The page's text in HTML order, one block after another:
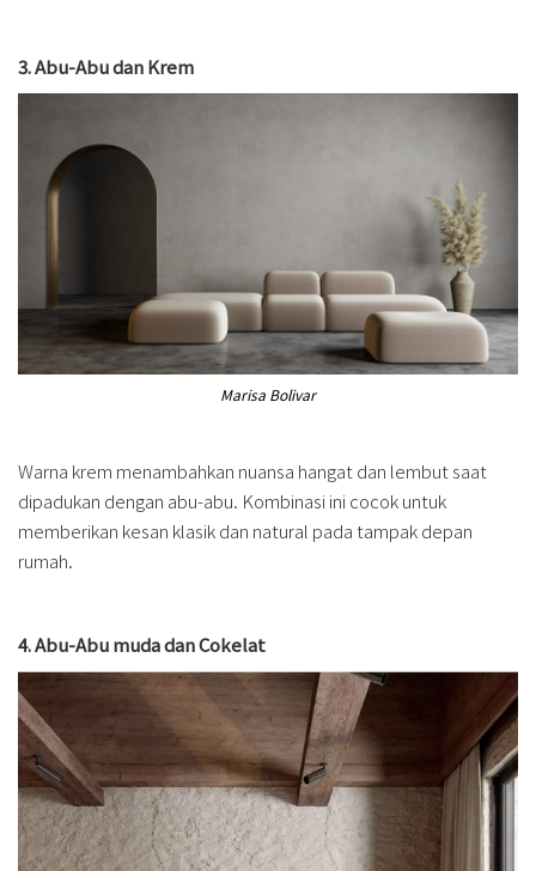
3. Abu-Abu dan Krem
Marisa Bolivar
Warna krem menambahkan nuansa hangat dan lembut saat
dipadukan dengan abu-abu. Kombinasi ini cocok untuk
memberikan kesan klasik dan natural pada tampak depan
rumah.
4. Abu-Abu muda dan Cokelat